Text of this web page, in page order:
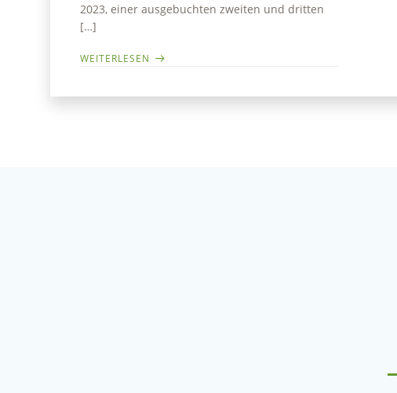
2023, einer ausgebuchten zweiten und dritten
[…]
WEITERLESEN